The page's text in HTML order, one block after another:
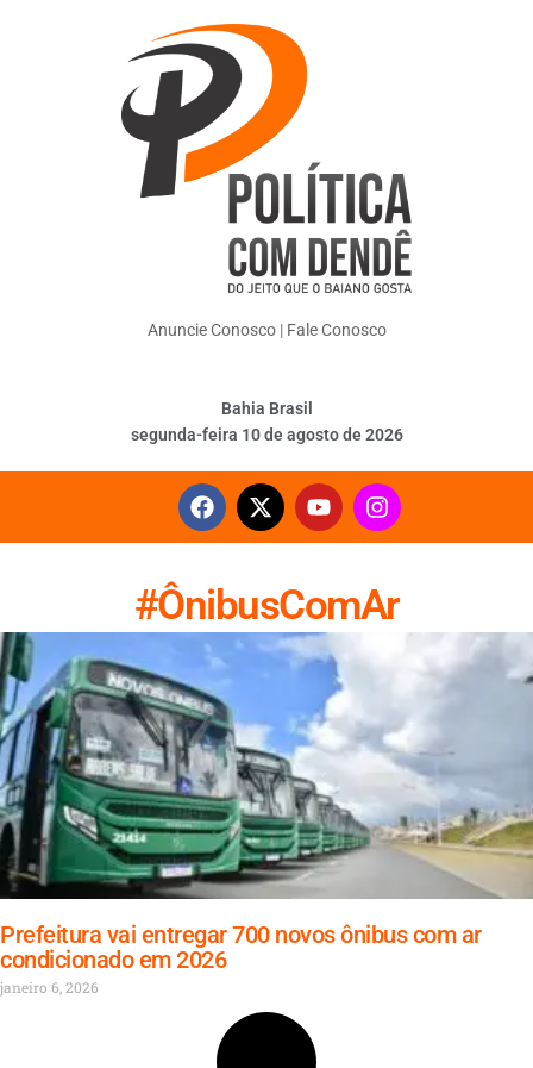
Anuncie Conosco| Fale Conosco
Bahia Brasil
segunda-feira 10 de agosto de 2026
#ÔnibusComAr
Prefeitura vai entregar 700 novos ônibus com ar
condicionado em 2026
janeiro 6, 2026